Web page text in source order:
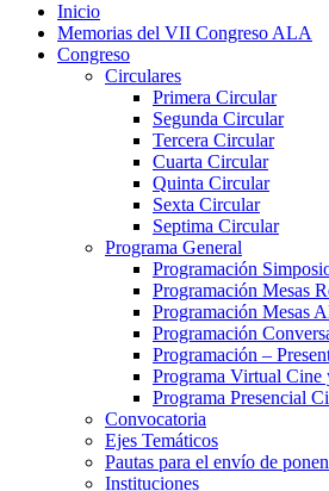
Inicio
Memorias del VII Congreso ALA
Congreso
Circulares
Primera Circular
Segunda Circular
Tercera Circular
Cuarta Circular
Quinta Circular
Sexta Circular
Septima Circular
Programa General
Programación
Programación Mesas
Programación Mesas
Programación
Programación –
Programa Virtual Cine
Programa Presencial
Convocatoria
Ejes Temáticos
Pautas para el envío de
Instituciones